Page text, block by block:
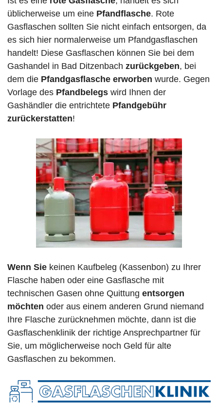
üblicherweise um eine Pfandflasche. Rote
Gasflaschen sollten Sie nicht einfach entsorgen, da
es sich hier normalerweise um Pfandgasflaschen
handelt! Diese Gasflaschen können Sie bei dem
Gashandel in Bad Ditzenbach zurückgeben, bei
dem die Pfandgasflasche erworben wurde. Gegen
Vorlage des Pfandbelegs wird Ihnen der
Gashändler die entrichtete Pfandgebühr
zurückerstatten!
Wenn Sie keinen Kaufbeleg (Kassenbon) zu Ihrer
Flasche haben oder eine Gasflasche mit
technischen Gasen ohne Quittung entsorgen
möchten oder aus einem anderen Grund niemand
Ihre Flasche zurücknehmen möchte, dann ist die
Gasflaschenklinik der richtige Ansprechpartner für
Sie, um möglicherweise noch Geld für alte
Gasflaschen zu bekommen.